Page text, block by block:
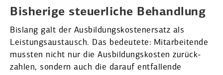
Bisherige steuer­liche Behandlung
Bislang galt der Ausbil­dungs­kos­ten­ersatz als
Leistungs­aus­tausch. Das bedeutete: Mitar­bei­tende
mussten nicht nur die Ausbil­dungs­kosten zurück­
zahlen, sondern auch die darauf entfal­lende